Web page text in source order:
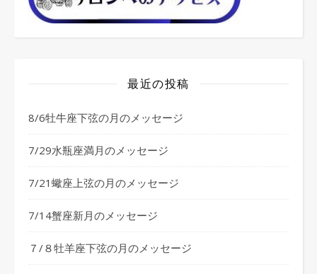
最近の投稿
8/6牡牛座下弦の月のメッセージ
7/29水瓶座満月のメッセージ
7/21蠍座上弦の月のメッセージ
7/14蟹座新月のメッセージ
７/８牡羊座下弦の月のメッセージ